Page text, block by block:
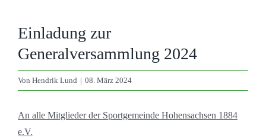
Einladung zur
Generalversammlung 2024
Von Hendrik Lund | 08. März 2024
An alle Mitglieder der Sportgemeinde Hohensachsen 1884
e.V.